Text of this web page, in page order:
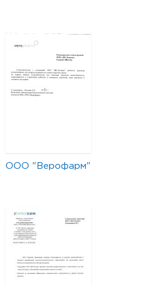
ООО "Верофарм"